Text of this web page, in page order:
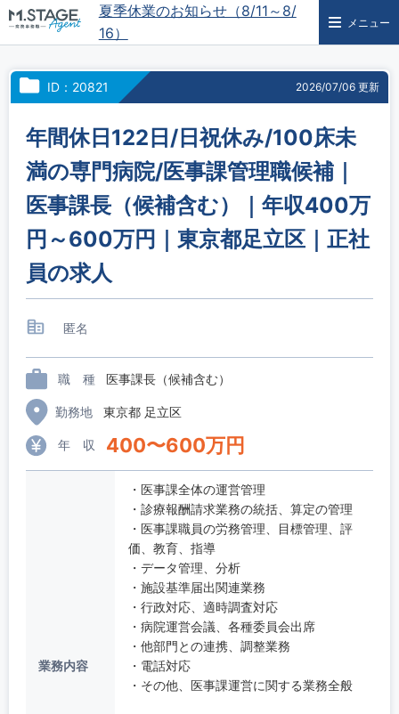
夏季休業のお知らせ（8/11～8/
16）
メニュー
ID：20821 2026/07/06 更新
年間休日122日/日祝休み/100床未
満の専門病院/医事課管理職候補｜
医事課長（候補含む）｜年収400万
円～600万円｜東京都足立区｜正社
員の求人
匿名
職 種 医事課長（候補含む）
勤務地 東京都 足立区
年 収 400〜600万円
業務内容
・医事課全体の運営管理
・診療報酬請求業務の統括、算定の管理
・医事課職員の労務管理、目標管理、評
価、教育、指導
・データ管理、分析
・施設基準届出関連業務
・行政対応、適時調査対応
・病院運営会議、各種委員会出席
・他部門との連携、調整業務
・電話対応
・その他、医事課運営に関する業務全般